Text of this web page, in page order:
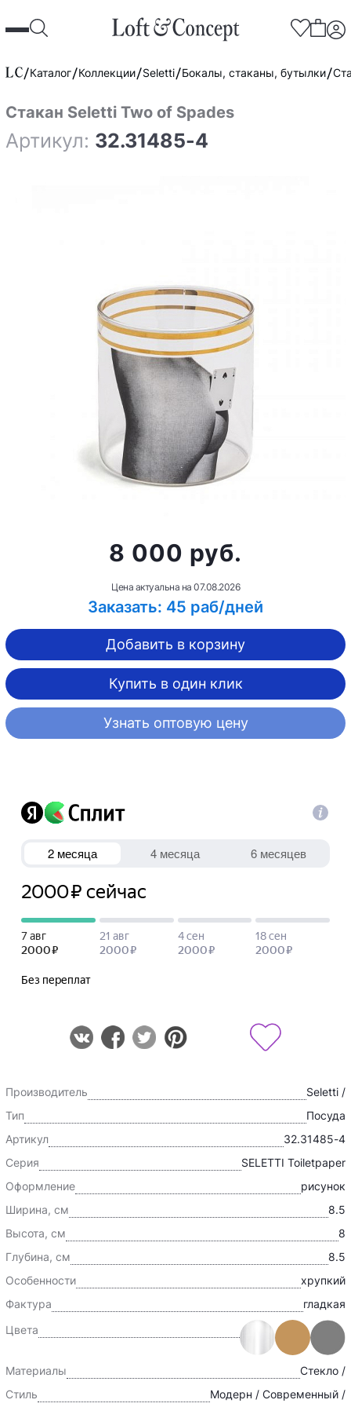
Каталог Коллекции Seletti Бокалы, стаканы, бутылки
Стакан Seletti Two of Spades
Артикул: 32.31485-4
8 000 руб.
Цена актуальна на 07.08.2026
Заказать: 45 раб/дней
Добавить в корзину
Купить в один клик
Узнать оптовую цену
Производитель
Seletti /
Тип
Посуда
Артикул
32.31485-4
Серия
SELETTI Toiletpaper
Оформление
рисунок
Ширина, см
8.5
Высота, см
8
Глубина, см
8.5
Особенности
хрупкий
Фактура
гладкая
Цвета
Материалы
Стекло /
Стиль
Модерн / Современный /